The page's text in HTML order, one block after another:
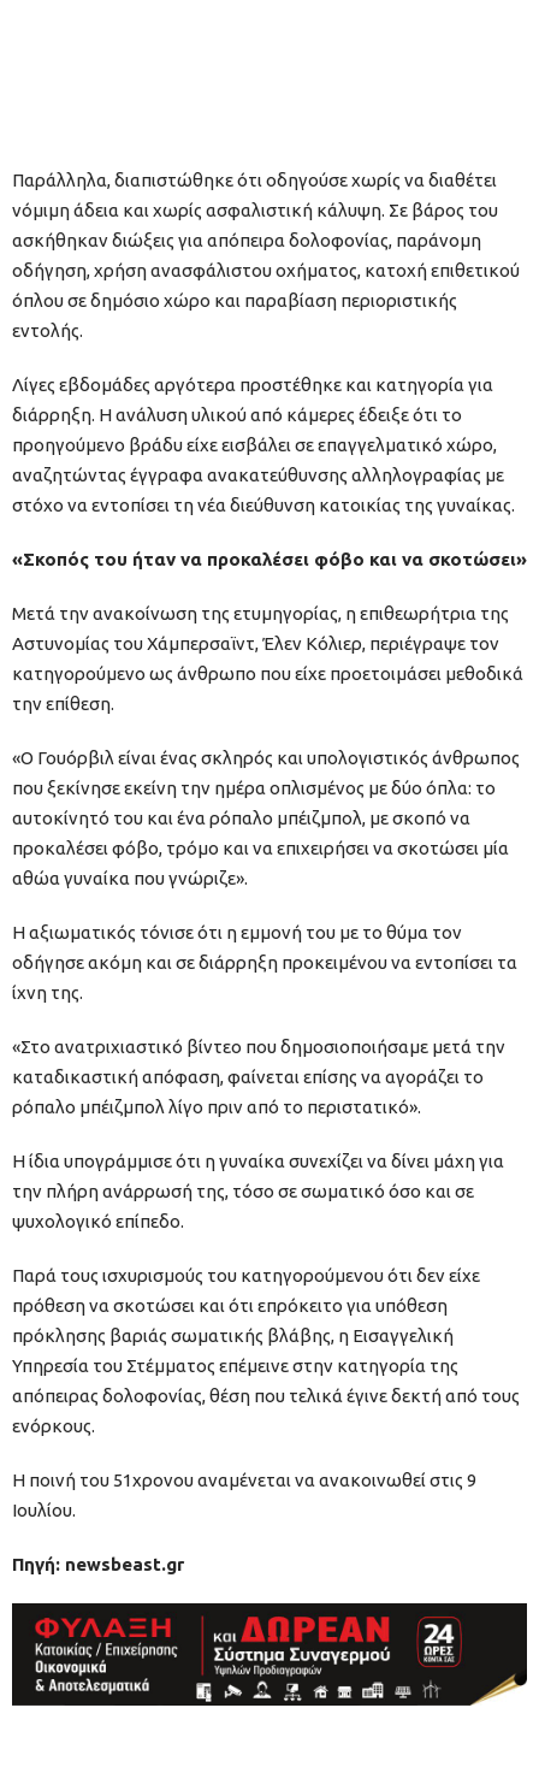
Παράλληλα, διαπιστώθηκε ότι οδηγούσε χωρίς να διαθέτει
νόμιμη άδεια και χωρίς ασφαλιστική κάλυψη. Σε βάρος του
ασκήθηκαν διώξεις για απόπειρα δολοφονίας, παράνομη
οδήγηση, χρήση ανασφάλιστου οχήματος, κατοχή επιθετικού
όπλου σε δημόσιο χώρο και παραβίαση περιοριστικής
εντολής.
Λίγες εβδομάδες αργότερα προστέθηκε και κατηγορία για
διάρρηξη. Η ανάλυση υλικού από κάμερες έδειξε ότι το
προηγούμενο βράδυ είχε εισβάλει σε επαγγελματικό χώρο,
αναζητώντας έγγραφα ανακατεύθυνσης αλληλογραφίας με
στόχο να εντοπίσει τη νέα διεύθυνση κατοικίας της γυναίκας.
«Σκοπός του ήταν να προκαλέσει φόβο και να σκοτώσει»
Μετά την ανακοίνωση της ετυμηγορίας, η επιθεωρήτρια της
Αστυνομίας του Χάμπερσαϊντ, Έλεν Κόλιερ, περιέγραψε τον
κατηγορούμενο ως άνθρωπο που είχε προετοιμάσει μεθοδικά
την επίθεση.
«Ο Γουόρβιλ είναι ένας σκληρός και υπολογιστικός άνθρωπος
που ξεκίνησε εκείνη την ημέρα οπλισμένος με δύο όπλα: το
αυτοκίνητό του και ένα ρόπαλο μπέιζμπολ, με σκοπό να
προκαλέσει φόβο, τρόμο και να επιχειρήσει να σκοτώσει μία
αθώα γυναίκα που γνώριζε».
Η αξιωματικός τόνισε ότι η εμμονή του με το θύμα τον
οδήγησε ακόμη και σε διάρρηξη προκειμένου να εντοπίσει τα
ίχνη της.
«Στο ανατριχιαστικό βίντεο που δημοσιοποιήσαμε μετά την
καταδικαστική απόφαση, φαίνεται επίσης να αγοράζει το
ρόπαλο μπέιζμπολ λίγο πριν από το περιστατικό».
Η ίδια υπογράμμισε ότι η γυναίκα συνεχίζει να δίνει μάχη για
την πλήρη ανάρρωσή της, τόσο σε σωματικό όσο και σε
ψυχολογικό επίπεδο.
Παρά τους ισχυρισμούς του κατηγορούμενου ότι δεν είχε
πρόθεση να σκοτώσει και ότι επρόκειτο για υπόθεση
πρόκλησης βαριάς σωματικής βλάβης, η Εισαγγελική
Υπηρεσία του Στέμματος επέμεινε στην κατηγορία της
απόπειρας δολοφονίας, θέση που τελικά έγινε δεκτή από τους
ενόρκους.
Η ποινή του 51χρονου αναμένεται να ανακοινωθεί στις 9
Ιουλίου.
Πηγή: newsbeast.gr